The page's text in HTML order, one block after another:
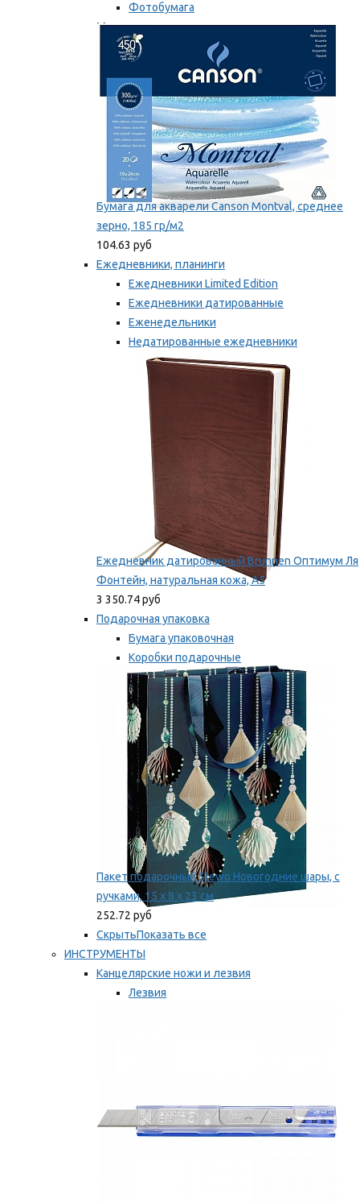
Фотобумага
Мы рекомендуем
Бумага для акварели Canson Montval, среднее
зерно, 185 гр/м2
104.63 руб
Ежедневники, планинги
Ежедневники Limited Edition
Ежедневники датированные
Еженедельники
Недатированные ежедневники
Планинги
Мы рекомендуем
Ежедневник датированный Brunnen Оптимум Ля
Фонтейн, натуральная кожа, А5
3 350.74 руб
Подарочная упаковка
Бумага упаковочная
Коробки подарочные
Ленты, бобины
Мы рекомендуем
Пакет подарочный Stewo Новогодние шары, с
ручками, 15 х 8 х 23 см
252.72 руб
СкрытьПоказать все
ИНСТРУМЕНТЫ
Канцелярские ножи и лезвия
Лезвия